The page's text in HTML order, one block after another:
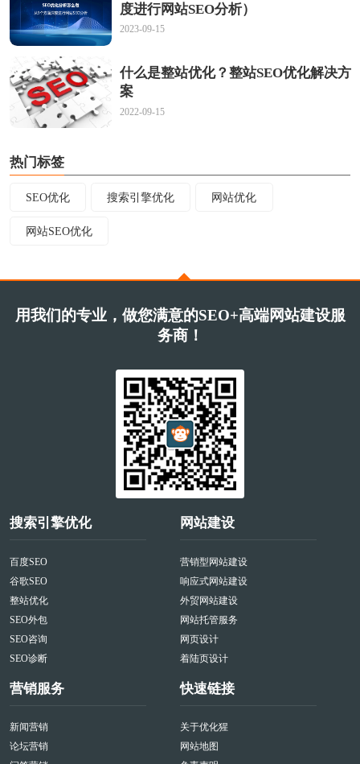
度进行网站SEO分析）
2023-09-15
什么是整站优化？整站SEO优化解决方
案
2022-09-15
热门标签
SEO优化 搜索引擎优化 网站优化
网站SEO优化
用我们的专业，做您满意的SEO+高端网站建设服
务商！
搜索引擎优化
百度SEO
谷歌SEO
整站优化
SEO外包
SEO咨询
SEO诊断
网站建设
营销型网站建设
响应式网站建设
外贸网站建设
网站托管服务
网页设计
着陆页设计
营销服务
新闻营销
论坛营销
快速链接
关于优化猩
网站地图